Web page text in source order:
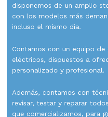
disponemos de un amplio
con los modelos más
incluso el mismo día.
Contamos con un equipo
eléctricos, dispuestos a
personalizado y profesional.
Además, contamos con
revisar, testar y reparar
que comercializamos, para